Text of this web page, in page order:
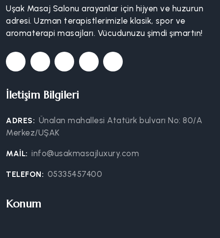
Uşak Masaj Salonu arayanlar için hijyen ve huzurun
adresi. Uzman terapistlerimizle klasik, spor ve
aromaterapi masajları. Vücudunuzu şimdi şımartın!
İletişim Bilgileri
ADRES: Ünalan mahallesi Atatürk bulvarı No: 80/A
Merkez/UŞAK
MAIL: info@usakmasajluxury.com
TELEFON: 05335457400
Konum